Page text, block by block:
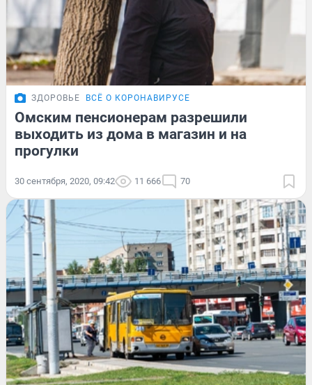
ЗДОРОВЬЕ ВСЁ О КОРОНАВИРУСЕ
Омским пенсионерам разрешили
выходить из дома в магазин и на
прогулки
30 сентября, 2020, 09:42 11 666 70